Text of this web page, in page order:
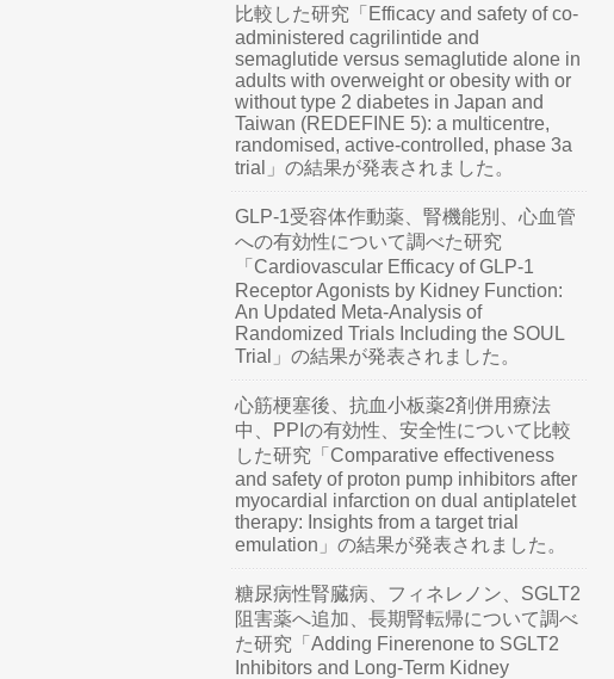
比較した研究「Efficacy and safety of co-
administered cagrilintide and
semaglutide versus semaglutide alone in
adults with overweight or obesity with or
without type 2 diabetes in Japan and
Taiwan (REDEFINE 5): a multicentre,
randomised, active-controlled, phase 3a
trial」の結果が発表されました。
GLP-1受容体作動薬、腎機能別、心血管
への有効性について調べた研究
「Cardiovascular Efficacy of GLP-1
Receptor Agonists by Kidney Function:
An Updated Meta-Analysis of
Randomized Trials Including the SOUL
Trial」の結果が発表されました。
心筋梗塞後、抗血小板薬2剤併用療法
中、PPIの有効性、安全性について比較
した研究「Comparative effectiveness
and safety of proton pump inhibitors after
myocardial infarction on dual antiplatelet
therapy: Insights from a target trial
emulation」の結果が発表されました。
糖尿病性腎臓病、フィネレノン、SGLT2
阻害薬へ追加、長期腎転帰について調べ
た研究「Adding Finerenone to SGLT2
Inhibitors and Long-Term Kidney